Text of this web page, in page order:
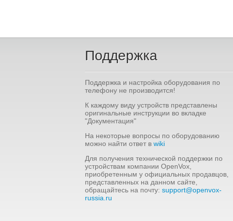
Поддержка
Поддержка и настройка оборудования по
телефону не производится!
К каждому виду устройств представлены
оригинальные инструкции во вкладке
"Документация"
На некоторые вопросы по оборудованию
можно найти ответ в wiki
Для получения технической поддержки по
устройствам компании OpenVox,
приобретенным у официальных продавцов,
представленных на данном сайте,
обращайтесь на почту: support@openvox-
russia.ru